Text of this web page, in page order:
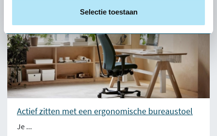
Selectie toestaan
Actief zitten met een ergonomische bureaustoel
Je ...